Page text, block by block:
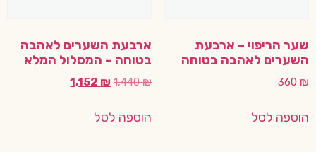
שער הריפוי – ארבעת
השערים לאהבה בטוחה
360 ₪
הוספה לסל
ארבעת השערים לאהבה
בטוחה – המסלול המלא
1,440₪
1,152 ₪
הוספה לסל